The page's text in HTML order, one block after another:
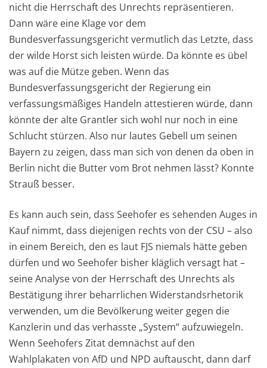
nicht die Herrschaft des Unrechts repräsentieren.
Dann wäre eine Klage vor dem
Bundesverfassungsgericht vermutlich das Letzte, dass
der wilde Horst sich leisten würde. Da könnte es übel
was auf die Mütze geben. Wenn das
Bundesverfassungsgericht der Regierung ein
verfassungsmäßiges Handeln attestieren würde, dann
könnte der alte Grantler sich wohl nur noch in eine
Schlucht stürzen. Also nur lautes Gebell um seinen
Bayern zu zeigen, dass man sich von denen da oben in
Berlin nicht die Butter vom Brot nehmen lässt? Konnte
Strauß besser.
Es kann auch sein, dass Seehofer es sehenden Auges in
Kauf nimmt, dass diejenigen rechts von der CSU – also
in einem Bereich, den es laut FJS niemals hätte geben
dürfen und wo Seehofer bisher kläglich versagt hat –
seine Analyse von der Herrschaft des Unrechts als
Bestätigung ihrer beharrlichen Widerstandsrhetorik
verwenden, um die Bevölkerung weiter gegen die
Kanzlerin und das verhasste „System“ aufzuwiegeln.
Wenn Seehofers Zitat demnächst auf den
Wahlplakaten von AfD und NPD auftauscht, dann darf